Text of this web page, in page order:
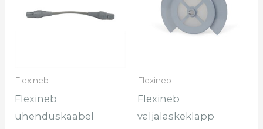
Flexineb
Flexineb
ühenduskaabel
Flexineb
Flexineb
väljalaskeklapp